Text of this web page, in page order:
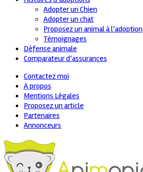
Adopter un Chien
Adopter un chat
Proposez un animal à l’adoption
Témoignages
Défense animale
Comparateur d’assurances
Contactez moi
A propos
Mentions Légales
Proposez un article
Partenaires
Annonceurs